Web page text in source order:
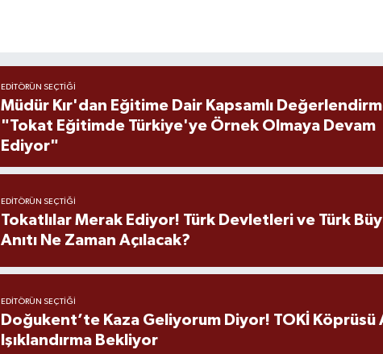
EDITÖRÜN SEÇTIĞI
Müdür Kır'dan Eğitime Dair Kapsamlı
"Tokat Eğitimde Türkiye'ye Örnek Olmaya Devam
Ediyor"
EDITÖRÜN SEÇTIĞI
Tokatlılar Merak Ediyor! Türk Devletleri ve Türk
Anıtı Ne Zaman Açılacak?
EDITÖRÜN SEÇTIĞI
Doğukent’te Kaza Geliyorum Diyor! TOKİ Köprüsü
Işıklandırma Bekliyor